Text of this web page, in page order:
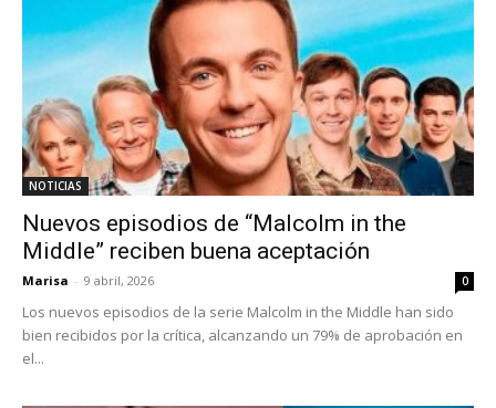
NOTICIAS
Nuevos episodios de “Malcolm in the
Middle” reciben buena aceptación
Marisa - 9 abril, 2026 0
Los nuevos episodios de la serie Malcolm in the Middle han sido
bien recibidos por la crítica, alcanzando un 79% de aprobación en
el...